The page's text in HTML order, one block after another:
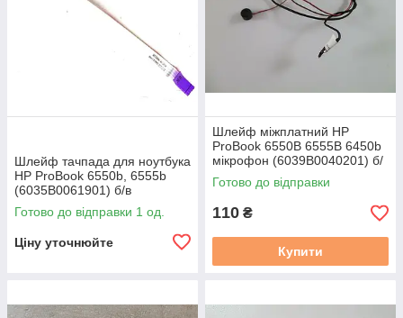
Шлейф тачпада для ноутбука
HP ProBook 6550b, 6555b
(6035B0061901) б/в
Готово до відправки 1 од.
Ціну уточнюйте
Шлейф міжплатний HP
ProBook 6550B 6555B 6450b
мікрофон (6039B0040201) б/
в
Готово до відправки
110 ₴
Купити